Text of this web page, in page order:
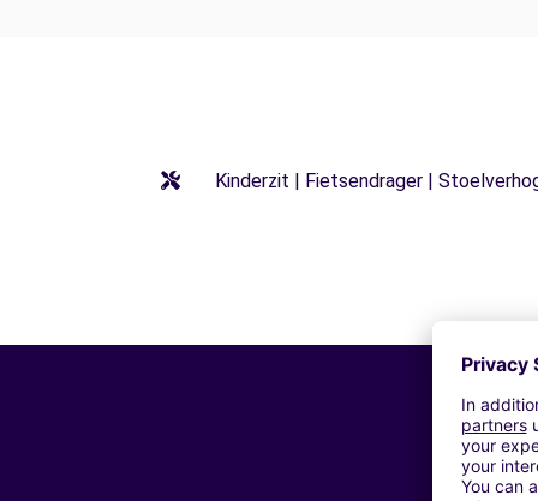
Kinderzit | Fietsendrager |